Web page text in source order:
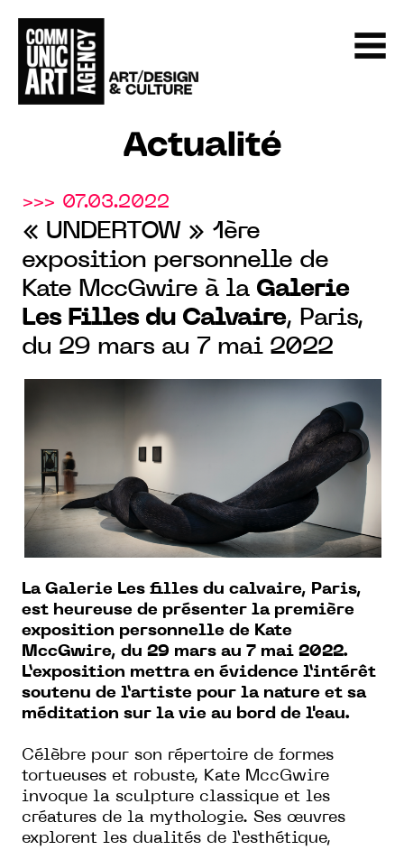
Actualité
>>> 07.03.2022
« UNDERTOW » 1ère
exposition personnelle de
Kate MccGwire à la Galerie
Les Filles du Calvaire, Paris,
du 29 mars au 7 mai 2022
La Galerie Les filles du calvaire, Paris,
est heureuse de présenter la première
exposition personnelle de Kate
MccGwire, du 29 mars au 7 mai 2022.
L’exposition mettra en évidence l’intérêt
soutenu de l’artiste pour la nature et sa
méditation sur la vie au bord de l'eau.
Célèbre pour son répertoire de formes
tortueuses et robuste, Kate MccGwire
invoque la sculpture classique et les
créatures de la mythologie. Ses œuvres
explorent les dualités de l’esthétique,